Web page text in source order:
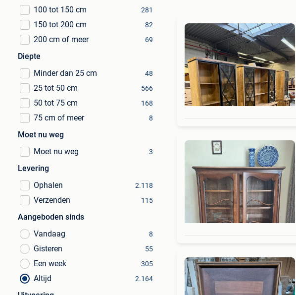
100 tot 150 cm 281
150 tot 200 cm 82
200 cm of meer 69
Diepte
Minder dan 25 cm
48
25 tot 50 cm 566
50 tot 75 cm 168
75 cm of meer 8
Moet nu weg
Moet nu weg
3
Levering
Ophalen
2.118
Verzenden 115
Aangeboden sinds
Vandaag
8
Gisteren 55
Een week 305
Altijd 2.164